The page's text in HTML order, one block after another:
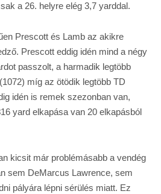
a 26. helyre elég 3,7 yarddal.
Prescott és Lamb az akikre
Prescott eddig idén mind a négy
passzolt, a harmadik legtöbb
míg az ötödik legtöbb TD
idén is remek szezonban van,
yard elkapása van 20 elkapásból
kicsit már problémásabb a vendég
sem DeMarcus Lawrence, sem
pályára lépni sérülés miatt. Ez